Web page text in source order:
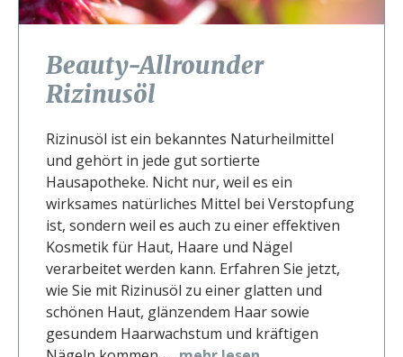
Beauty-Allrounder
Rizinusöl
Rizinusöl ist ein bekanntes Naturheilmittel
und gehört in jede gut sortierte
Hausapotheke. Nicht nur, weil es ein
wirksames natürliches Mittel bei Verstopfung
ist, sondern weil es auch zu einer effektiven
Kosmetik für Haut, Haare und Nägel
verarbeitet werden kann. Erfahren Sie jetzt,
wie Sie mit Rizinusöl zu einer glatten und
schönen Haut, glänzendem Haar sowie
gesundem Haarwachstum und kräftigen